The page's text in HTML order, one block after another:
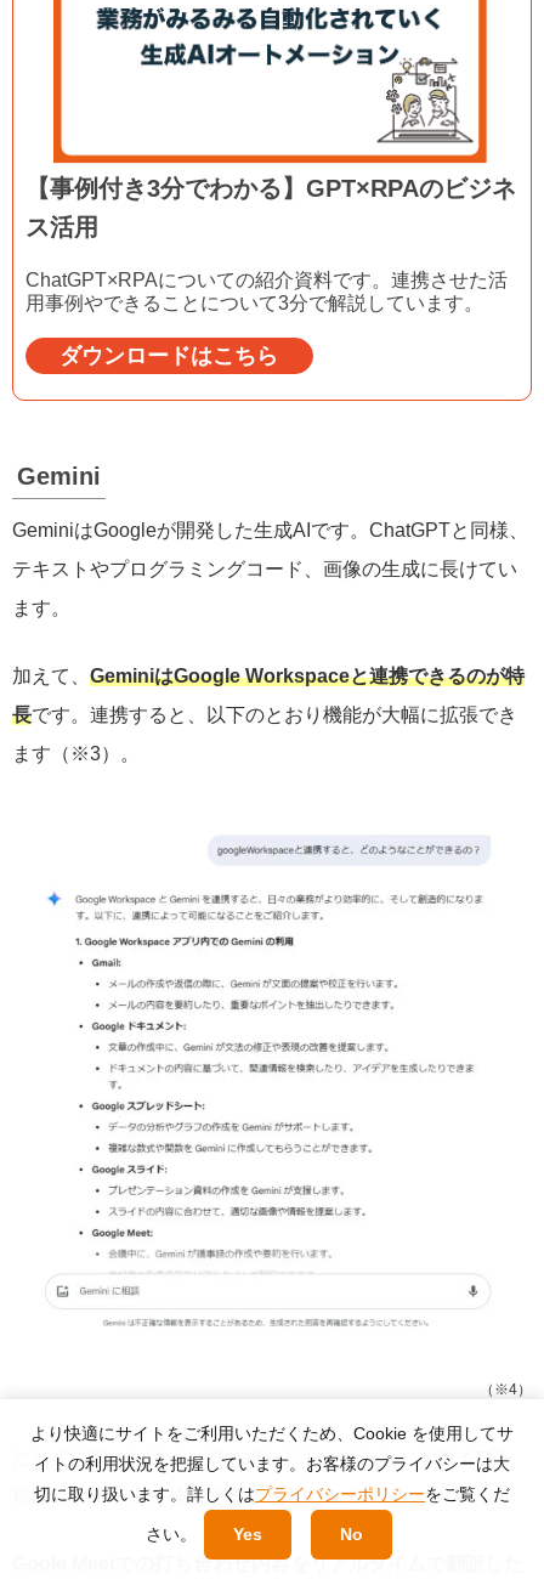
【事例付き3分でわかる】GPT×RPAのビジネ
ス活用
ChatGPT×RPAについての紹介資料です。連携させた活
用事例やできることについて3分で解説しています。
ダウンロードはこちら
Gemini
GeminiはGoogleが開発した生成AIです。ChatGPTと同様、
テキストやプログラミングコード、画像の生成に長けてい
ます。
加えて、 GeminiはGoogle Workspaceと連携できるのが特
長です。連携すると、以下のとおり機能が大幅に拡張でき
ます（※3）。
（※4）
たとえばGeminiから、Gmailやドキュメント・ドライブを
横断してデータを検索することもできます。
Goole Meetでの打ち合わせ内容をリアルタイムで翻訳した
より快適にサイトをご利用いただくため、Cookie を使用してサ
イトの利用状況を把握しています。お客様のプライバシーは大
切に取り扱います。詳しくはプライバシーポリシーをご覧くだ
さい。 Yes No